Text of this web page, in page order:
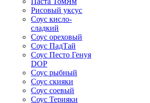
Рисовый уксус
Соус кисло-
сладкий
Соус ореховый
Соус ПадТай
Соус Песто Генуя
DOP
Соус рыбный
Соус скияки
Соус соевый
Соус Терияки